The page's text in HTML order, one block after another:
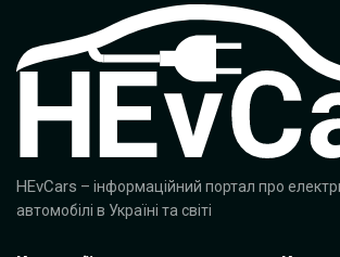
HEvCars – інформаційний портал про
автомобілі в Україні та світі